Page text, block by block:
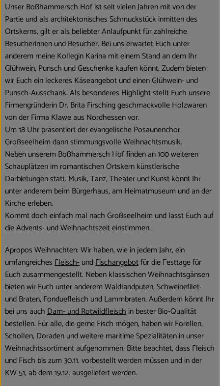
Unser Boßhammersch Hof ist seit vielen Jahren mit von der
Partie und als architektonisches Schmuckstück inmitten des
Ortskerns, gilt er als beliebter Anlaufpunkt für zahlreiche
Besucherinnen und Besucher. Bei uns erwartet Euch unter
anderem meine Kollegin Karina mit einem Stand an dem Ihr
Glühwein, Punsch und Geschenke kaufen könnt. Zudem bieten
wir Euch ein leckeres Käseangebot und einen Glühwein- und
Punsch-Ausschank. Als besonderes Highlight stellt Euch unsere
Firmengründerin Dr. Brita Firsching geschmackvolle Holzwaren
von der Firma Klawe aus Nordhessen vor.
Um 18 Uhr präsentiert der evangelische Posaunenchor
Großseelheim dann stimmungsvolle Weihnachtsmusik.
Neben unserem Boßhammersch Hof finden an 100 weiteren
Schauplätzen im romantischen Ortskern künstlerische
Darbietungen statt. Musik, Tanz, Theater und Kunst könnt Ihr
unter anderem beim Bürgerhaus, am Heimatmuseum und an der
Kirche erleben.
Kommt doch einfach mal nach Großseelheim und lasst Euch auf
die Advents- und Weihnachtszeit einstimmen.
Apropos Weihnachten: Wir haben, wie in jedem Jahr, ein
umfangreichesFleisch-undFischangebotfür die Festtage für
Euch zusammengestellt. Neben klassischen Weihnachtsgänsen
bieten wir Euch unter anderem Waldlandputen, Schweinefilet-
und Braten, Fonduefleisch und Lammbraten. Außerdem könnt Ihr
bei uns auchDam- und Rotwildfleischin bester Bio-Qualität
bestellen. Für alle, die gerne Fisch mögen, haben wir Forellen,
Schollen, Doraden und weitere maritime Spezialitäten in unser
Weihnachtssortiment aufgenommen. Bitte beachtet, dass Fleisch
und Fisch bis zum 30.11. vorbestellt werden müssen und in der
KW 51, ab dem 19.12. ausgeliefert werden.